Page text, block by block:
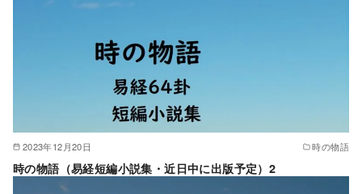
2023年12月20日 時の物語
時の物語（易経短編小説集・近日中に出版予定）2